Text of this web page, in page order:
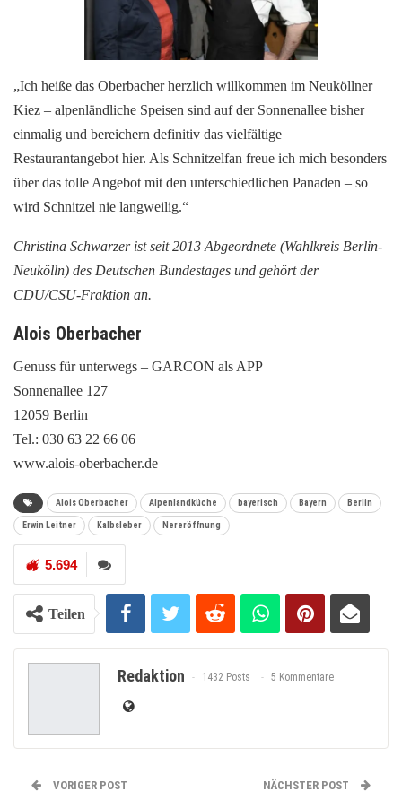
„Ich heiße das Oberbacher herzlich willkommen im Neuköllner
Kiez – alpenländliche Speisen sind auf der Sonnenallee bisher
einmalig und bereichern definitiv das vielfältige
Restaurantangebot hier. Als Schnitzelfan freue ich mich besonders
über das tolle Angebot mit den unterschiedlichen Panaden – so
wird Schnitzel nie langweilig.“
Christina Schwarzer ist seit 2013 Abgeordnete (Wahlkreis Berlin-
Neukölln) des Deutschen Bundestages und gehört der
CDU/CSU-Fraktion an.
Alois Oberbacher
Genuss für unterwegs – GARCON als APP
Sonnenallee 127
12059 Berlin
Tel.: 030 63 22 66 06
www.alois-oberbacher.de
Alois Oberbacher Alpenlandküche bayerisch Bayern Berlin
Erwin Leitner Kalbsleber Nereröffnung
5.694
Teilen
Redaktion 1432 Posts 5 Kommentare
VORIGER POST NÄCHSTER POST